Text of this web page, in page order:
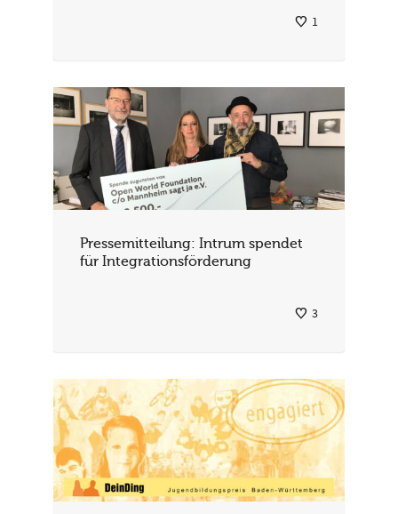
1
Pressemitteilung: Intrum spendet
für Integrationsförderung
3